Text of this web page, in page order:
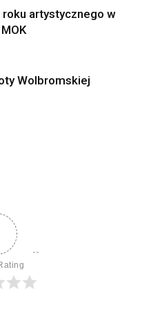
artystycznego w
Wolbromskiej